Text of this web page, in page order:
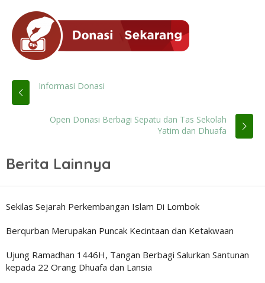
Informasi Donasi
Open Donasi Berbagi Sepatu dan Tas Sekolah
Yatim dan Dhuafa
Berita Lainnya
Sekilas Sejarah Perkembangan Islam Di Lombok
Berqurban Merupakan Puncak Kecintaan dan Ketakwaan
Ujung Ramadhan 1446H, Tangan Berbagi Salurkan Santunan
kepada 22 Orang Dhuafa dan Lansia